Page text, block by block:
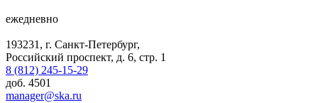
ежедневно
193231, г. Санкт-Петербург,
Российский проспект, д. 6, стр. 1
8 (812) 245-15-29
доб. 4501
manager@ska.ru